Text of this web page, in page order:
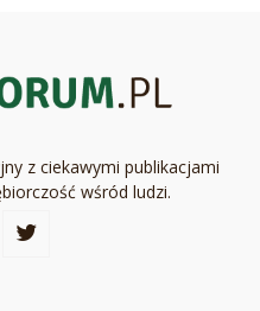
z ciekawymi publikacjami
wśród ludzi.